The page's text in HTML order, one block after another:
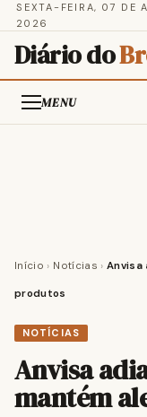
SEXTA-FEIRA, 07 DE
2026
Diário do
MENU
Início › Notícias › Anvisa
produtos
NOTÍCIAS
Anvisa
mantém